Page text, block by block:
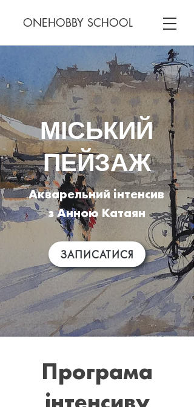
ONEHOBBY SCHOOL
МІСЬКИЙ
ПЕЙЗАЖ
Акварельний інтенсив
з Анною Катаян
ЗАПИСАТИСЯ
Програма